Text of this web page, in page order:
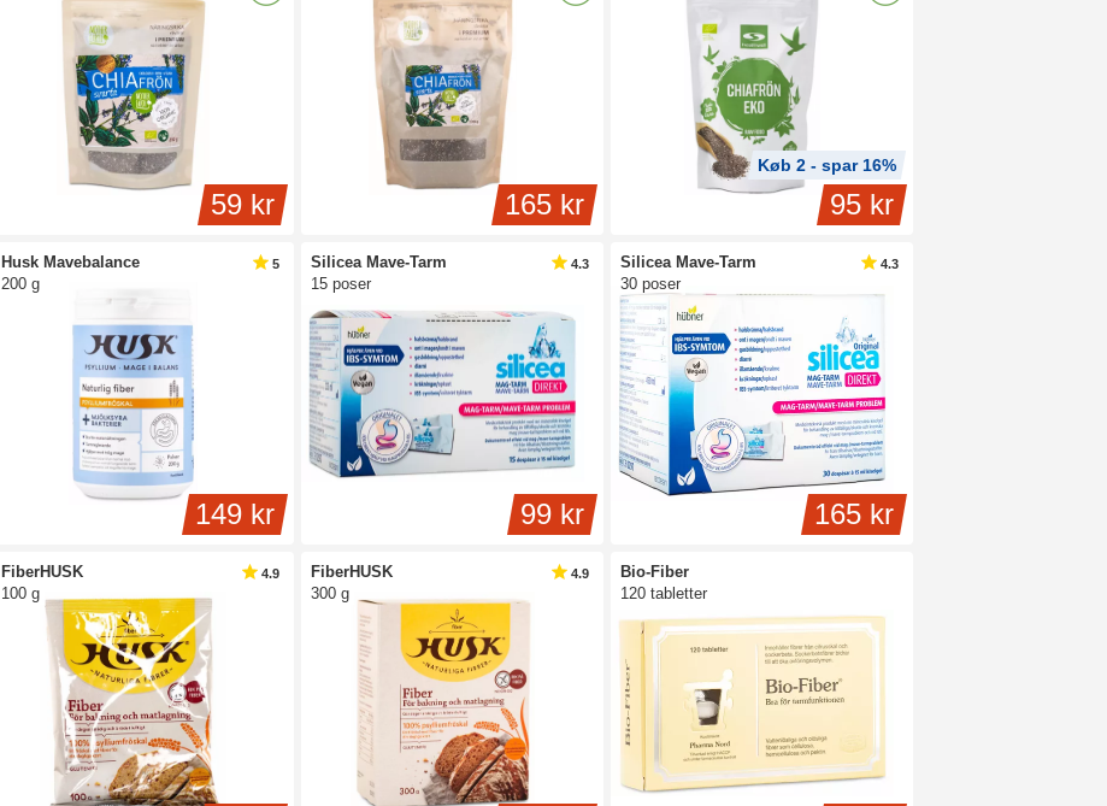
59 kr 165 kr
Køb 2 - spar 16%
95 kr
Husk Mavebalance
200 g
149 kr
5
Silicea Mave-Tarm
15 poser
99 kr
4.3
Silicea Mave-Tarm
30 poser
165 kr
4.3
FiberHUSK
100 g
4.9
FiberHUSK
300 g
4.9
Bio-Fiber
120 tabletter